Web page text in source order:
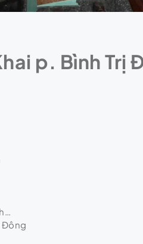
p. Bình Trị
Đông